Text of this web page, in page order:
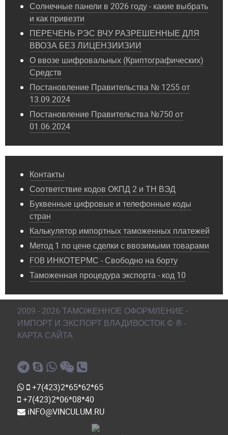
Солнечные панели в 2026 году - какие выбрать
и как привезти
ПЕРЕЧЕНЬ РЭС ВЧУ РАЗРЕШЕННЫЕ ДЛЯ
ВВОЗА БЕЗ ЛИЦЕНЗИИЗИИ
О ввозе шифровальных (Криптографических)
Средств
Постановление Правительства № 1255 от
13.09.2024
Постановление Правительства №750 от
01.06.2024
Контакты
Соответствие кодов ОКПД 2 и ТН ВЭД
Буквенные цифровые и телефонные коды
стран
Калькулятор импортных таможенных платежей
Метод 1 по цене сделки с ввозимыми товарами
FOB ИНКОТЕРМС - Свободно на борту
Таможенная процедура экспорта - код 10
2009 - 2026 ТАМОЖЕННОЕ ОФОРМЛЕНИЕ -
ИМПОРТ И ЭКСПОРТ ВЛАДИВОСТОК © ® -
КАРТА САЙТА
+7(423)2*65*62*65
+7(423)2*06*08*40
iNFO@VINCULUM.RU